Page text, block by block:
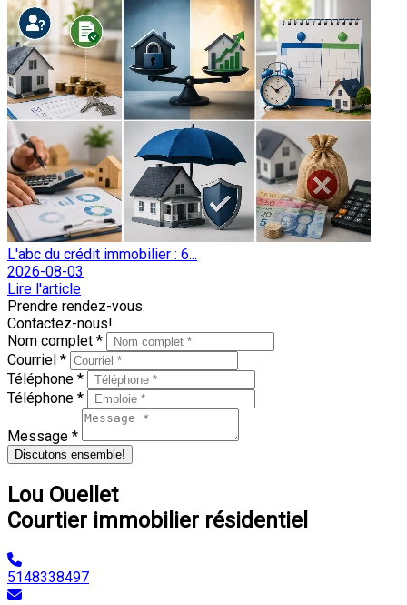
L'abc du crédit immobilier : 6...
2026-08-03
Lire l'article
Prendre rendez-vous.
Contactez-nous!
Nom complet *
Courriel *
Téléphone *
Téléphone *
Message *
Discutons ensemble!
Lou Ouellet
Courtier immobilier résidentiel
5148338497